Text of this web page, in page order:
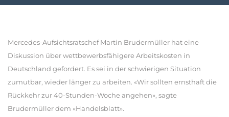
Mercedes-Aufsichtsratschef Martin Brudermüller hat eine
Diskussion über wettbewerbsfähigere Arbeitskosten in
Deutschland gefordert. Es sei in der schwierigen Situation
zumutbar, wieder länger zu arbeiten. «Wir sollten ernsthaft die
Rückkehr zur 40-Stunden-Woche angehen», sagte
Brudermüller dem «Handelsblatt».